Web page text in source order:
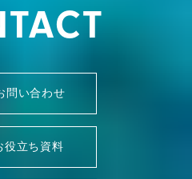
問い合わせ
役立ち資料